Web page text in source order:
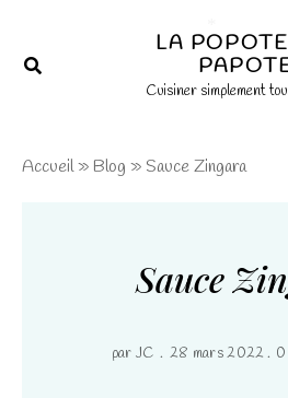
LA
Cuisiner simplement
Accueil» Blog » Sauce Zingara
Sauce
parJC 28 mars 2022 0
*